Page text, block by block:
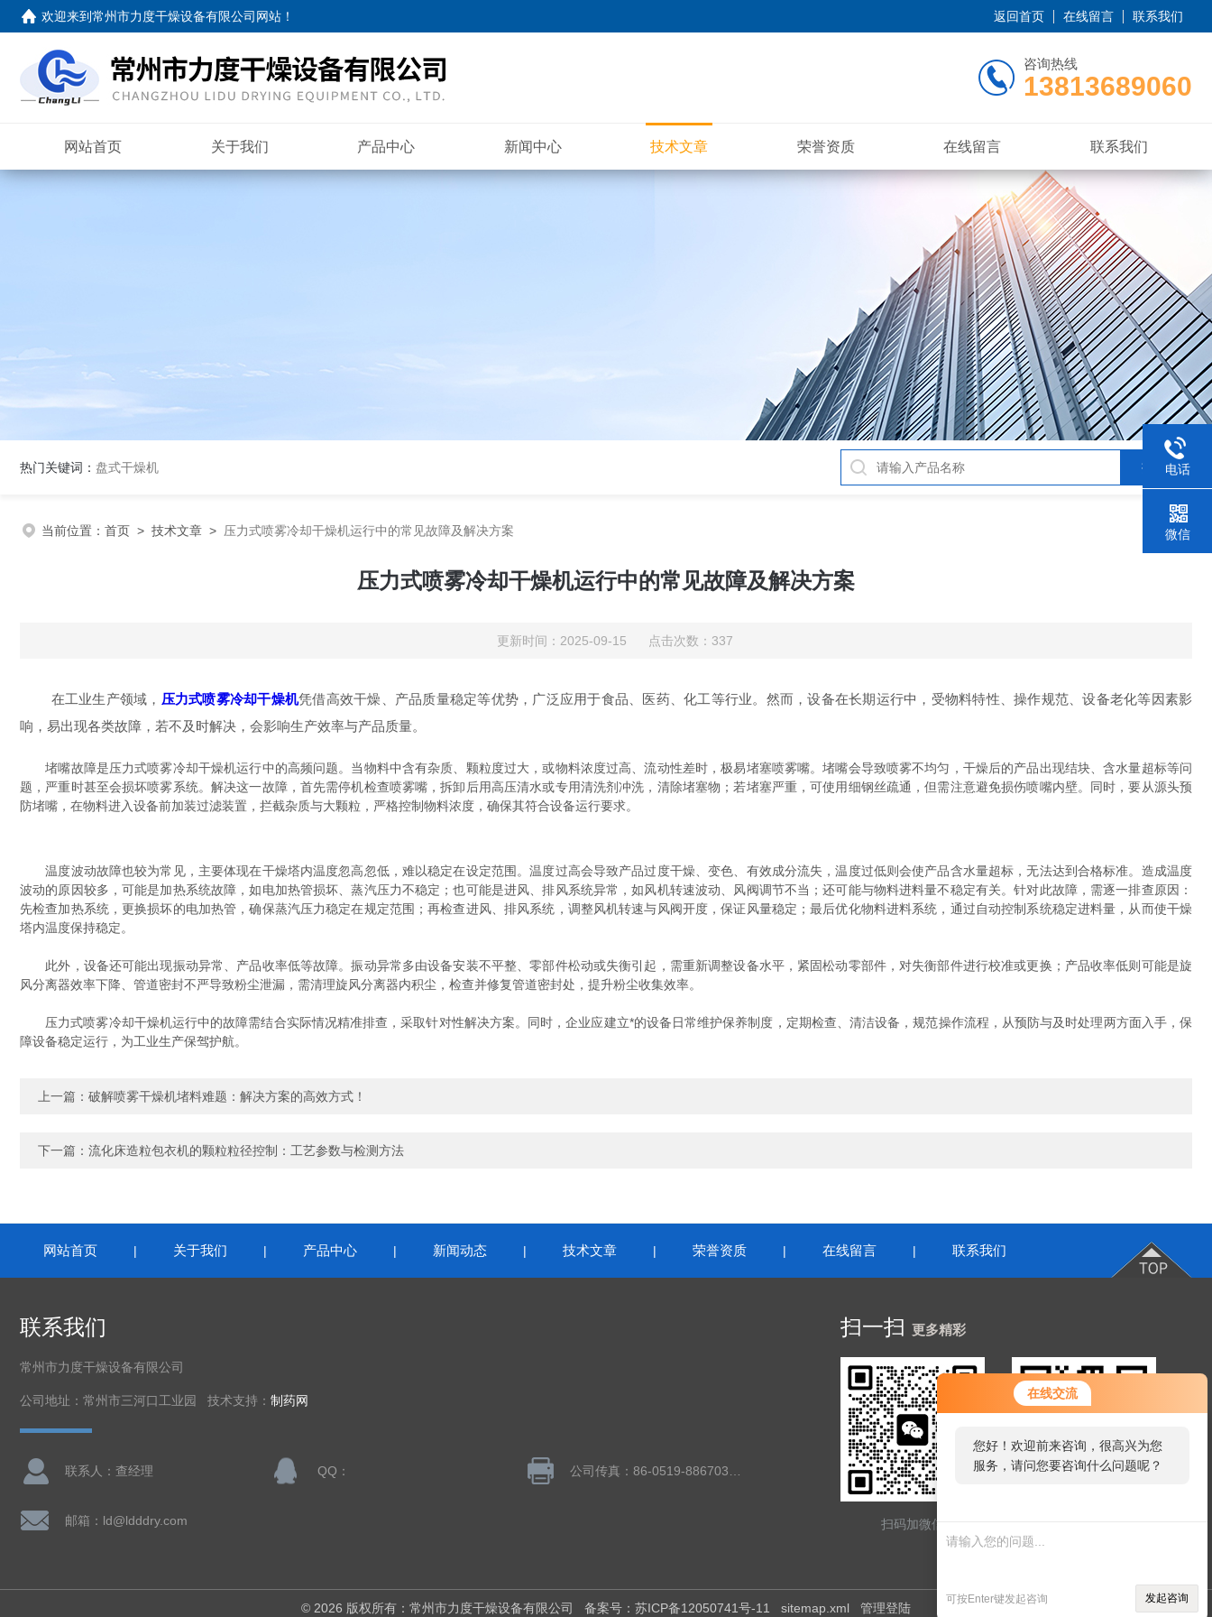
在线交流
您好！欢迎前来咨询，很高兴为您
服务，请问您要咨询什么问题呢？
可按Enter键发起咨询 发起咨询
欢迎来到常州市力度干燥设备有限公司网站 ！ 返回首页 在线留言 联系我们
咨询热线
13813689060
网站首页 关于我们 产品中心 新闻中心 技术文章 荣誉资质 在线留言 联系我们
热门关键词： 盘式干燥机
当前位置： 首页 > 技术文章 > 压力式喷雾冷却干燥机运行中的常见故障及解决方案
压力式喷雾冷却干燥机运行中的常见故障及解决方案
更新时间：2025-09-15 点击次数：337
在工业生产领域， 压力式喷雾冷却干燥机凭借高效干燥、产品质量稳定等优势，广泛应用于食品、医药、化工等行业。然而，设备在长期运行中，受物料特性、操作规范、设备老化等因素影
响，易出现各类故障，若不及时解决，会影响生产效率与产品质量。​
堵嘴故障是压力式喷雾冷却干燥机运行中的高频问题。当物料中含有杂质、颗粒度过大，或物料浓度过高、流动性差时，极易堵塞喷雾嘴。堵嘴会导致喷雾不均匀，干燥后的产品出现结块、含水量超标等问
题，严重时甚至会损坏喷雾系统。解决这一故障，首先需停机检查喷雾嘴，拆卸后用高压清水或专用清洗剂冲洗，清除堵塞物；若堵塞严重，可使用细钢丝疏通，但需注意避免损伤喷嘴内壁。同时，要从源头预
防堵嘴，在物料进入设备前加装过滤装置，拦截杂质与大颗粒，严格控制物料浓度，确保其符合设备运行要求。​
温度波动故障也较为常见，主要体现在干燥塔内温度忽高忽低，难以稳定在设定范围。温度过高会导致产品过度干燥、变色、有效成分流失，温度过低则会使产品含水量超标，无法达到合格标准。造成温度
波动的原因较多，可能是加热系统故障，如电加热管损坏、蒸汽压力不稳定；也可能是进风、排风系统异常，如风机转速波动、风阀调节不当；还可能与物料进料量不稳定有关。针对此故障，需逐一排查原因：
先检查加热系统，更换损坏的电加热管，确保蒸汽压力稳定在规定范围；再检查进风、排风系统，调整风机转速与风阀开度，保证风量稳定；最后优化物料进料系统，通过自动控制系统稳定进料量，从而使干燥
塔内温度保持稳定。​
此外，设备还可能出现振动异常、产品收率低等故障。振动异常多由设备安装不平整、零部件松动或失衡引起，需重新调整设备水平，紧固松动零部件，对失衡部件进行校准或更换；产品收率低则可能是旋
风分离器效率下降、管道密封不严导致粉尘泄漏，需清理旋风分离器内积尘，检查并修复管道密封处，提升粉尘收集效率。​
压力式喷雾冷却干燥机运行中的故障需结合实际情况精准排查，采取针对性解决方案。同时，企业应建立*的设备日常维护保养制度，定期检查、清洁设备，规范操作流程，从预防与及时处理两方面入手，保
障设备稳定运行，为工业生产保驾护航。
上一篇： 破解喷雾干燥机堵料难题：解决方案的高效方式！
下一篇： 流化床造粒包衣机的颗粒粒径控制：工艺参数与检测方法
网站首页 | 关于我们 | 产品中心 | 新闻动态 | 技术文章 | 荣誉资质 | 在线留言 | 联系我们
联系我们
常州市力度干燥设备有限公司
公司地址：常州市三河口工业园 技术支持： 制药网
联系人：查经理 QQ：
邮箱：ld@ldddry.com
扫一扫 更多精彩
扫码加微信
© 2026 版权所有：常州市力度干燥设备有限公司 备案号：苏ICP备12050741号-11 sitemap.xml 管理登陆
电话
微信